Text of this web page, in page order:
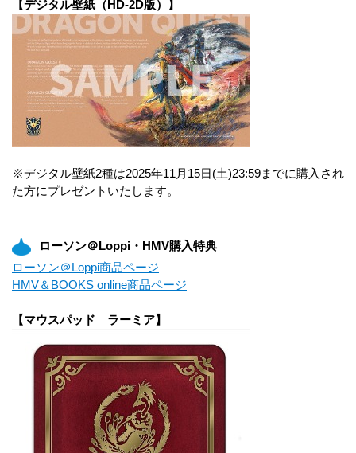
【デジタル壁紙（HD-2D版）】
※デジタル壁紙2種は2025年11月15日(土)23:59までに購入され
た方にプレゼントいたします。
ローソン＠Loppi・HMV購入特典
ローソン＠Loppi商品ページ
HMV＆BOOKS online商品ページ
【マウスパッド ラーミア】